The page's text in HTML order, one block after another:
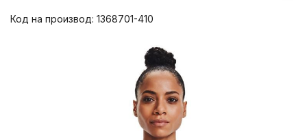
Код на производ: 1368701-410